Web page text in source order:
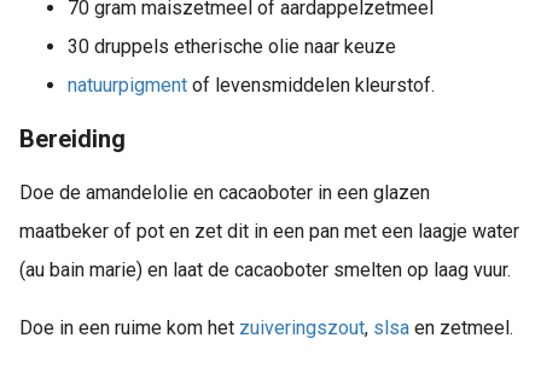
70 gram maiszetmeel of aardappelzetmeel
30 druppels etherische olie naar keuze
natuurpigment of levensmiddelen kleurstof.
Bereiding
Doe de amandelolie en cacaoboter in een glazen
maatbeker of pot en zet dit in een pan met een laagje water
(au bain marie) en laat de cacaoboter smelten op laag vuur.
Doe in een ruime kom het zuiveringszout, slsa en zetmeel.